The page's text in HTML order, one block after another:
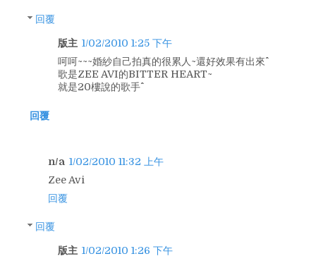
回覆
版主 1/02/2010 1:25 下午
呵呵~~~婚紗自己拍真的很累人~還好效果有出來^^
歌是ZEE AVI的BITTER HEART~
就是20樓說的歌手^^
回覆
n/a 1/02/2010 11:32 上午
Zee Avi
回覆
回覆
版主 1/02/2010 1:26 下午